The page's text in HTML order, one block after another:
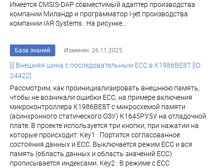
Имеется CMSIS-DAP совместимый адаптер производства
компании Миландр и программатор I-jet производства
компании IAR Systems . На рисунке...
База знаний Изменен: 26.11.2025
[i] Внешняя шина с последовательным ECC в К1986ВЕ8Т [ID:
24422]
Рассмотрим, как проинициализировать внешнюю память,
чтобы не возникали ошибки ECC, на примере включения
микроконтроллера К1986ВЕ8Т с микросхемой памяти
(асинхронного статического ОЗУ) К1645РУ5У на отладочной
плате. В проекте используется три кнопки, при нажатии на
которые происходит: Key1 : Портится согласованное
состояния данных и ECC. Выключается режим ECC и вся
память (область данных и область значений ЕСС)
прописывается индексами. Key2 : В режиме с ECC